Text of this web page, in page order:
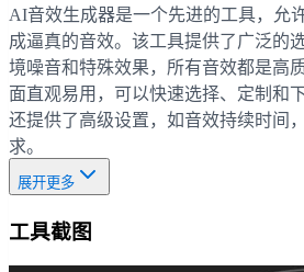
AI音效生成器是一个先进的工具，允
成逼真的音效。该工具提供了广泛的
境噪音和特殊效果，所有音效都是高
面直观易用，可以快速选择、定制和
还提供了高级设置，如音效持续时间
求。
展开更多
工具截图